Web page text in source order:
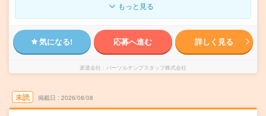
もっと見る
気になる! 応募へ進む 詳しく見る
派遣会社 パーソルテンプスタッフ株式会社
未読 掲載日 2026/08/08